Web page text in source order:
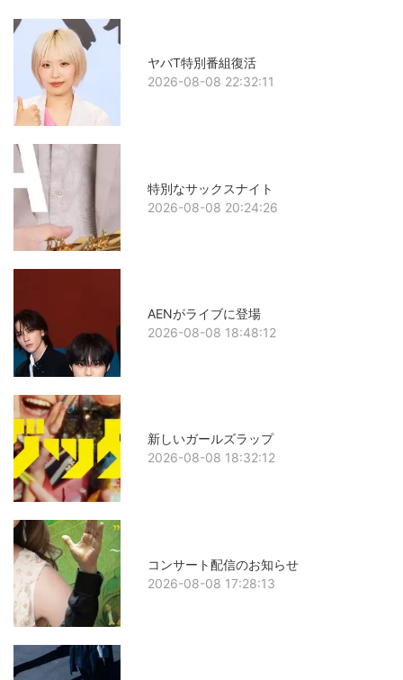
ヤバT特別番組復活
2026-08-08 22:32:11
特別なサックスナイト
2026-08-08 20:24:26
AENがライブに登場
2026-08-08 18:48:12
新しいガールズラップ
2026-08-08 18:32:12
コンサート配信のお知らせ
2026-08-08 17:28:13